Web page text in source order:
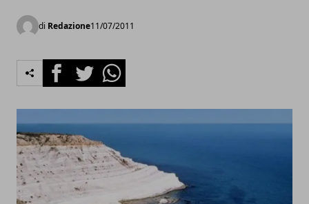
di Redazione11/07/2011
FacebookTwitterWhatsapp